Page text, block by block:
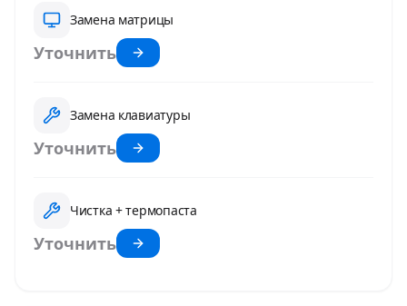
Замена матрицы
Уточнить
Замена клавиатуры
Уточнить
Чистка + термопаста
Уточнить